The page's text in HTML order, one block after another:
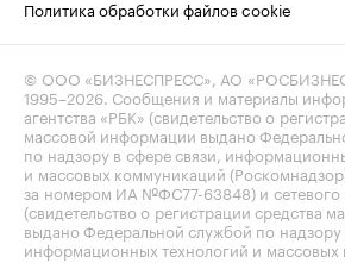
Политика обработки файлов cookie
© ООО «БИЗНЕСПРЕСС», АО
1995–2026. Сообщения и материалы
агентства «РБК» (свидетельство о
массовой информации выдано
по надзору в сфере связи,
и массовых коммуникаций
за номером ИА №ФС77-63848) и сетевого
(свидетельство о регистрации средства
выдано Федеральной службой по надзору
информационных технологий и